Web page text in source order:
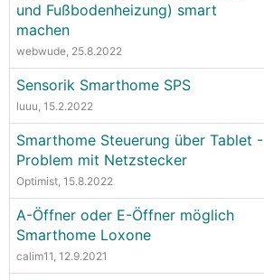
und Fußbodenheizung) smart
machen
webwude, 25.8.2022
Sensorik Smarthome SPS
luuu, 15.2.2022
Smarthome Steuerung über Tablet -
Problem mit Netzstecker
Optimist, 15.8.2022
A-Öffner oder E-Öffner möglich
Smarthome Loxone
calim11, 12.9.2021